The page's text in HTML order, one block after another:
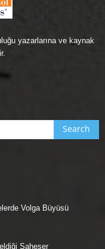
yazarlarına ve kaynak
Volga Büyüsü
Şaheser